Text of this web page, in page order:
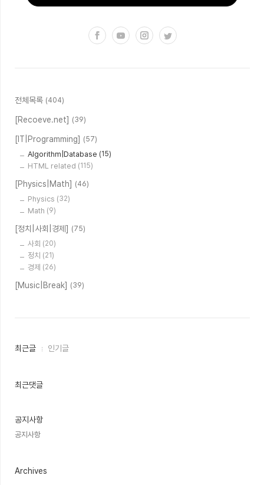
전체목록 (404)
[Recoeve.net] (39)
[IT|Programming] (57)
Algorithm|Database (15)
HTML related (115)
[Physics|Math] (46)
Physics (32)
Math (9)
[정치|사회|경제] (75)
사회 (20)
정치 (21)
경제 (26)
[Music|Break] (39)
최
인
최근글 인기글
최근댓글
공지사항
공지사항
Archives